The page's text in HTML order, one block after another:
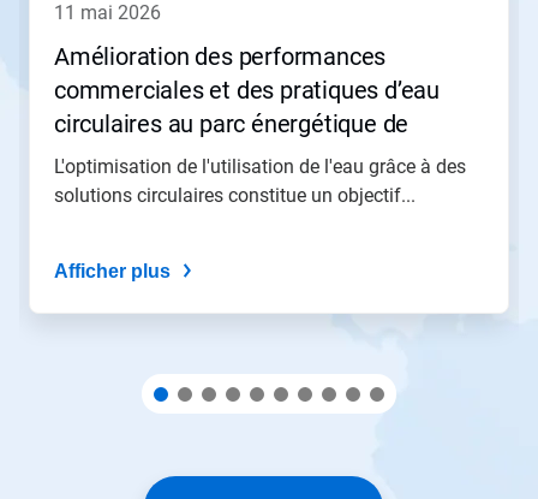
naviguer
sautez
diapositive
utilisant
navigation.
11 mai 2026
Amélioration des performances
commerciales et des pratiques d’eau
circulaires au parc énergétique de
Moeve à San Roque
L'optimisation de l'utilisation de l'eau grâce à des
solutions circulaires constitue un objectif...
Afficher plus